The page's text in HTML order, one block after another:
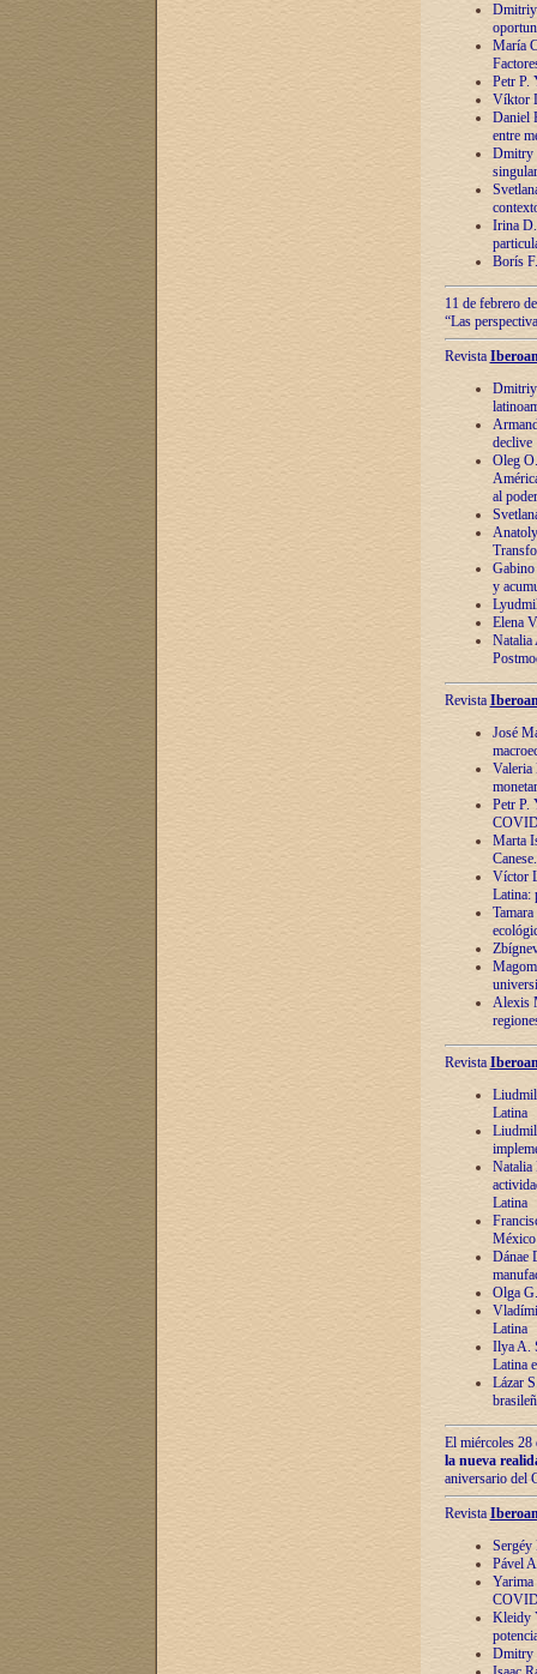
Dmitriy
María
Petr P.
Víktor
Daniel
entre
Dmitry
Irina
Borís
11 de febrero
“Las
Revista
Dmitriy
declive
Oleg
al poder
y
Elena
Natalia
Revista
José
Valeria
Petr P.
Marta
Víctor
Latina:
Alexis
Revista
Latina
Natalia
Latina
México
Dánae
Olga
Latina
Ilya A.
Latina
Lázar
El miércoles 28
la nueva
aniversario del
Revista
Sergéy
Pável
Yarima
Kleidy
Dmitry